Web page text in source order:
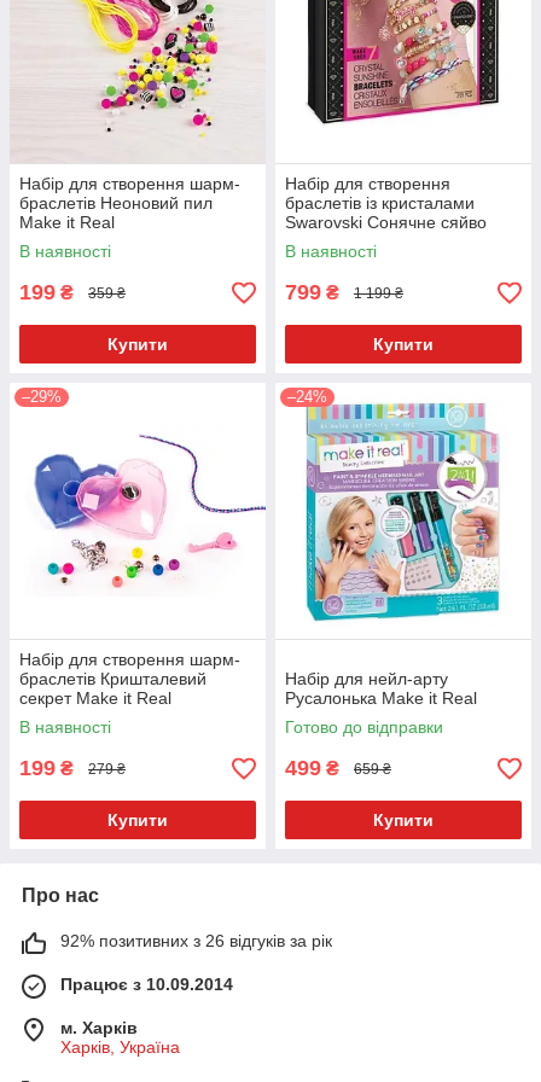
Набір для створення шарм-
браслетів Неоновий пил
Make it Real
В наявності
199 ₴ 359 ₴
Купити
Набір для створення
браслетів із кристалами
Swarovski Сонячне сяйво
Juicy Couture
В наявності
799 ₴ 1 199 ₴
Купити
–29%
Набір для створення шарм-
браслетів Кришталевий
секрет Make it Real
В наявності
199 ₴ 279 ₴
Купити
–24%
Набір для нейл-арту
Русалонька Make it Real
Готово до відправки
499 ₴ 659 ₴
Купити
Про нас
92% позитивних з 26 відгуків за рік
Працює з 10.09.2014
м. Харків
Харків, Україна